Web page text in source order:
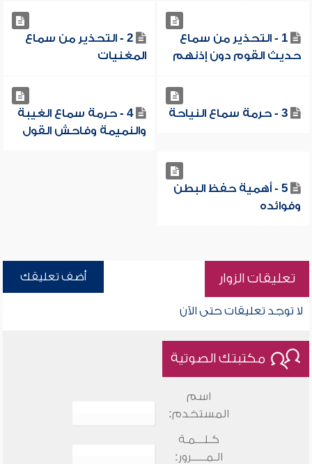
1 - التحذير من سماع
حديث القوم دون إذنهم
2 - التحذير من سماع
المغنيات
3 - حرمة سماع النياحة
4 - حرمة سماع الغيبة
والنميمة وفاحش القول
5 - أهمية حفظ البطن
وفوائده
تعليقات الزوار أضف تعليقك
لا توجد تعليقات حتى الآن
مكتبتك الصوتية
اسم
المستخدم:
كـلـــمـة
الـمـــــرور: